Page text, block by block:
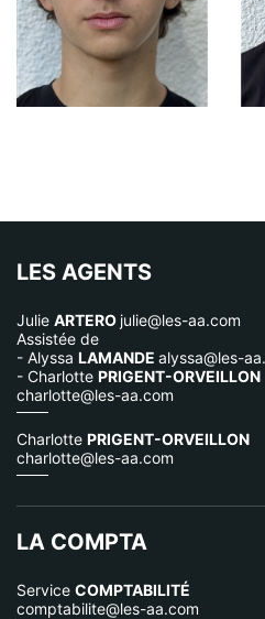
LES AGENTS
Julie ARTERO julie@les-aa.com
Assistée de
- Alyssa LAMANDE alyssa@les-
- Charlotte PRIGENT-ORVEILLON
charlotte@les-aa.com
Charlotte PRIGENT-ORVEILLON
charlotte@les-aa.com
LA COMPTA
Service COMPTABILITÉ
comptabilite@les-aa.com